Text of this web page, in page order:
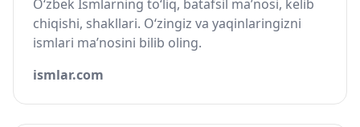
O‘zbek Ismlarning to‘liq, batafsil ma’nosi, kelib
chiqishi, shakllari. O‘zingiz va yaqinlaringizni
ismlari ma’nosini bilib oling.
ismlar.com